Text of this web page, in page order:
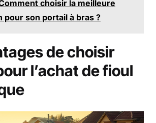
choisir la meilleure
pour son portail à bras ?
de choisir
l’achat de fioul